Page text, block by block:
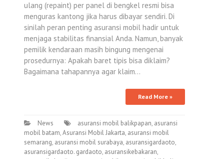
ulang (repaint) per panel di bengkel resmi bisa
menguras kantong jika harus dibayar sendiri. Di
sinilah peran penting asuransi mobil hadir untuk
menjaga stabilitas finansial Anda. Namun, banyak
pemilik kendaraan masih bingung mengenai
prosedurnya: Apakah baret tipis bisa diklaim?
Bagaimana tahapannya agar klaim…
Read More »
News asuransi mobil balikpapan, asuransi
mobil batam,Asuransi Mobil Jakarta, asuransi mobil
semarang, asuransi mobil surabaya, asuransigardaoto,
asuransigardaoto. gardaoto, asuransikebakaran,